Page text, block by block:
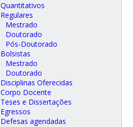
Quantitativos
Regulares
Mestrado
Doutorado
Pós-Doutorado
Bolsistas
Mestrado
Doutorado
Disciplinas Oferecidas
Corpo Docente
Teses e Dissertações
Egressos
Defesas agendadas